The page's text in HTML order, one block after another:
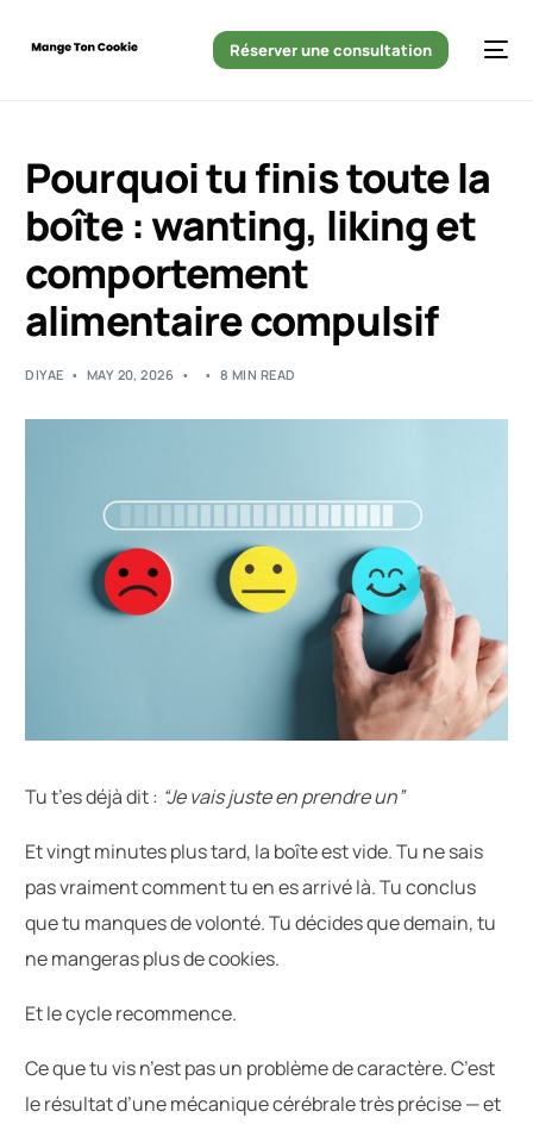
Réserver une consultation
Pourquoi tu finis toute la
boîte : wanting, liking et
comportement
alimentaire compulsif
DIYAE MAY 20, 2026 8 MIN READ
Tu t’es déjà dit : “Je vais juste en prendre un”
Et vingt minutes plus tard, la boîte est vide. Tu ne sais
pas vraiment comment tu en es arrivé là. Tu conclus
que tu manques de volonté. Tu décides que demain, tu
ne mangeras plus de cookies.
Et le cycle recommence.
Ce que tu vis n’est pas un problème de caractère. C’est
le résultat d’une mécanique cérébrale très précise — et